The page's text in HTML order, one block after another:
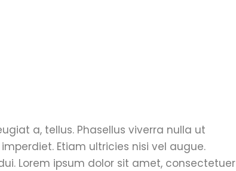
a, tellus. Phasellus viverra nulla ut
Etiam ultricies nisi vel augue.
Lorem ipsum dolor sit amet, consectetuer